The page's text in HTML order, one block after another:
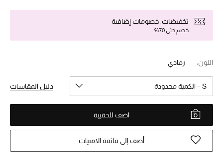
ما وصلنا حديثاً
الموسم الجديد
النساء
الحقائب النسائية
أحذية النسائية
الرجال
تخفيضات: خصومات إضافية
خصم حتى 70%
اللون: رمادي
S – الكمية محدودة دليل المقاسات
اضف للحقيبة
أضف إلى قائمة الامنيات